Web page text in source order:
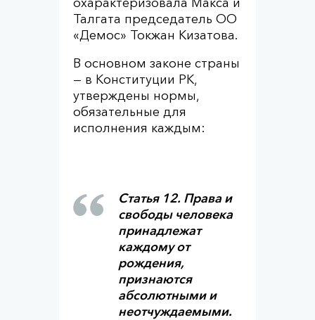
Талгата председатель ОО
«Демос» Токжан Кизатова.
В основном законе страны
— в Конституции РК,
утверждены нормы,
обязательные для
исполнения каждым:
Статья 12. Права и
свободы человека
принадлежат
каждому от
рождения,
признаются
абсолютными и
неотчуждаемыми.